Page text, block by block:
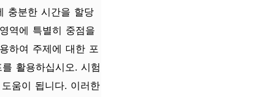
충분한 시간을 할당
역에 특별히 중점을
하여 주제에 대한 포
활용하십시오. 시험
움이 됩니다. 이러한